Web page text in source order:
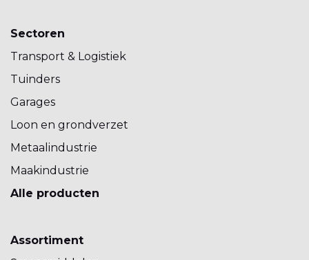
Sectoren
Transport & Logistiek
Tuinders
Garages
Loon en grondverzet
Metaalindustrie
Maakindustrie
Alle producten
Assortiment